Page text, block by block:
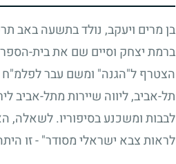
בן מרים ויעקב, נולד בתשעה באב
ברמת יצחק וסיים שם את בית-
הצטרף ל"הגנה" ומשם עבר לפלמ"ח
תל-אביב, ליווה שיירות מתל-אביב
לבבות ומשכנע בסיפוריו. לשאלה,
לראות צבא ישראלי מסודר" - זו